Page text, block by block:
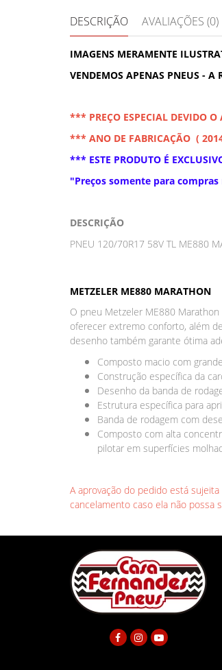
DESCRIÇÃO AVALIAÇÕES (0)
IMAGENS MERAMENTE
VENDEMOS APENAS PNEUS - A
*** PREÇO ESPECIAL DEVIDO
*** ANO DE FABRICAÇÃO (
*** ESTE PRODUTO É
"Preços somente para
DESCRIÇÃO
PNEU 120/70R17 58V TL ME880
METZELER ME880 MARATHON
O pneu Metzeler ME880
oferecer extremo conforto, além
desenho também garante ótima
Composto macio com
Construção específica da
Desenho da banda de
Estrutura específica para
Banda de rodagem com
Composto com alta
pilotar em superfícies
A aprovação do pedido está
cancelamento caso ela não possa